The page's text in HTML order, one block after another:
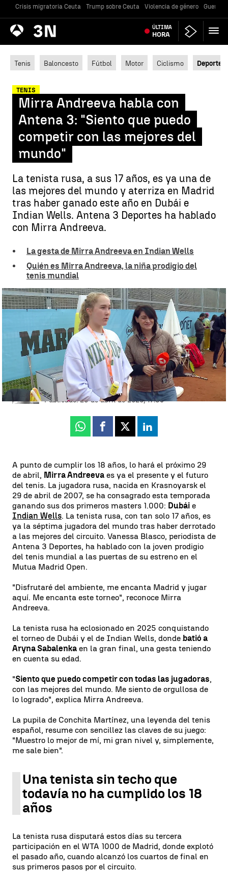
Crisis migratoria Ceuta Trump sobre Ceuta Violencia de género Guerra
Antena
3 Noticias ÚLTIMA
HORA
Tenis Baloncesto Fútbol Motor Ciclismo Deportes
TENIS
Mirra Andreeva habla con
Antena 3: "Siento que puedo
competir con las mejores del
mundo"
La tenista rusa, a sus 17 años, es ya una de
las mejores del mundo y aterriza en Madrid
tras haber ganado este año en Dubái e
Indian Wells. Antena 3 Deportes ha hablado
con Mirra Andreeva.
La gesta de Mirra Andreeva en Indian Wells
Quién es Mirra Andreeva, la niña prodigio del
tenis mundial
Mirra Andreeva conversa con Antena 3 Deportes antes del Mutua
Madrid Open: ""Disfrutaré del ambiente, me encanta Madrid y jugar
aquí" | Vanessa Blasco | José Pablo García
Guillermo F. Lascoiti
Actualizado:24 de abril de 2025, 15:51
Publicado:23 de abril de 2025, 17:39
Whatsapp
Facebook
X Linkedin
A punto de cumplir los 18 años, lo hará el próximo 29
de abril, Mirra Andreeva es ya el presente y el futuro
del tenis. La jugadora rusa, nacida en Krasnoyarsk el
29 de abril de 2007, se ha consagrado esta temporada
ganando sus dos primeros masters 1.000: Dubái e
Indian Wells. La tenista rusa, con tan solo 17 años, es
ya la séptima jugadora del mundo tras haber derrotado
a las mejores del circuito. Vanessa Blasco, periodista de
Antena 3 Deportes, ha hablado con la joven prodigio
del tenis mundial a las puertas de su estreno en el
Mutua Madrid Open.
"Disfrutaré del ambiente, me encanta Madrid y jugar
aquí. Me encanta este torneo", reconoce Mirra
Andreeva.
La tenista rusa ha eclosionado en 2025 conquistando
el torneo de Dubái y el de Indian Wells, donde batió a
Aryna Sabalenka en la gran final, una gesta teniendo
en cuenta su edad.
"Siento que puedo competir con todas las jugadoras,
con las mejores del mundo. Me siento de orgullosa de
lo logrado", explica Mirra Andreeva.
La pupila de Conchita Martínez, una leyenda del tenis
español, resume con sencillez las claves de su juego:
"Muestro lo mejor de mí, mi gran nivel y, simplemente,
me sale bien".
Una tenista sin techo que
todavía no ha cumplido los 18
años
La tenista rusa disputará estos días su tercera
participación en el WTA 1000 de Madrid, donde explotó
el pasado año, cuando alcanzó los cuartos de final en
sus primeros pasos por el circuito.